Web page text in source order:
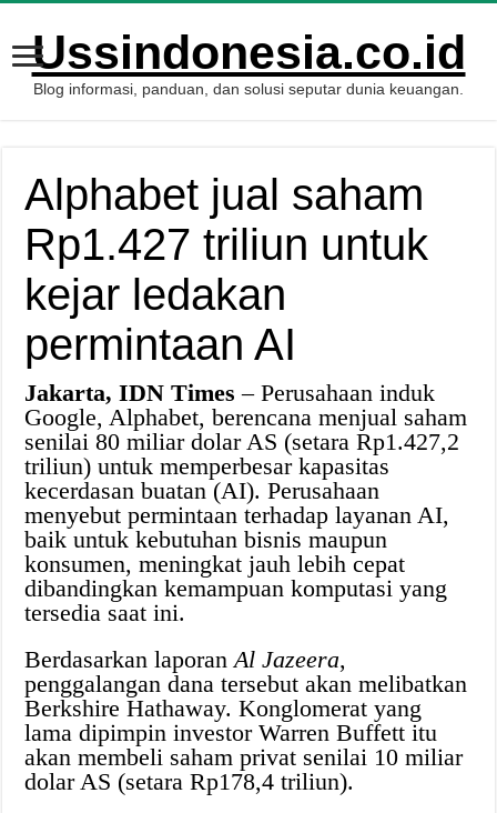
Ussindonesia.co.id
Blog informasi, panduan, dan solusi seputar dunia keuangan.
Alphabet jual saham
Rp1.427 triliun untuk
kejar ledakan
permintaan AI
Jakarta, IDN Times – Perusahaan induk
Google, Alphabet, berencana menjual saham
senilai 80 miliar dolar AS (setara Rp1.427,2
triliun) untuk memperbesar kapasitas
kecerdasan buatan (AI). Perusahaan
menyebut permintaan terhadap layanan AI,
baik untuk kebutuhan bisnis maupun
konsumen, meningkat jauh lebih cepat
dibandingkan kemampuan komputasi yang
tersedia saat ini.
Berdasarkan laporanAl Jazeera,
penggalangan dana tersebut akan melibatkan
Berkshire Hathaway. Konglomerat yang
lama dipimpin investor Warren Buffett itu
akan membeli saham privat senilai 10 miliar
dolar AS (setara Rp178,4 triliun).